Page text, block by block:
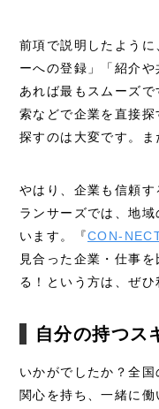
前項で説明したよう
ーへの登録」「紹介
あれば最もスムーズ
索などで企業を直接
探すのは大変です。ま
やはり、企業も信頼
ランサーズでは、地
います。『CON-
見合った企業・仕事
る！という方は、ぜひ
自分の持つス
いかがでしたか？全
関心を持ち、一緒に